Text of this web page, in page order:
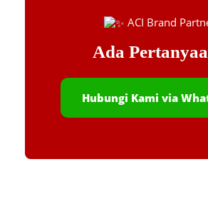
ACI Brand
Ada
Hubungi Kami via